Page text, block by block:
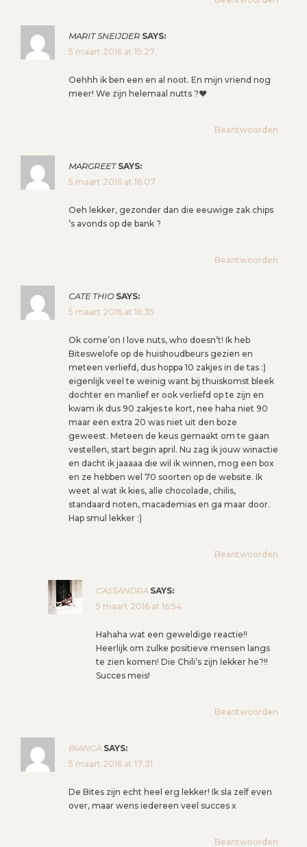
MARIT SNEIJDER SAYS:
5 maart 2016 at 15:27
Oehhh ik ben een en al noot. En mijn vriend nog
meer! We zijn helemaal nutts ?❤️
Beantwoorden
MARGREET SAYS:
5 maart 2016 at 16:07
Oeh lekker, gezonder dan die eeuwige zak chips
’s avonds op de bank ?
Beantwoorden
CATE THIO SAYS:
5 maart 2016 at 16:35
Ok come’on I love nuts, who doesn’t! Ik heb
Biteswelofe op de huishoudbeurs gezien en
meteen verliefd, dus hoppa 10 zakjes in de tas :)
eigenlijk veel te weinig want bij thuiskomst bleek
dochter en manlief er ook verliefd op te zijn en
kwam ik dus 90 zakjes te kort, nee haha niet 90
maar een extra 20 was niet uit den boze
geweest. Meteen de keus gemaakt om te gaan
vestellen, start begin april. Nu zag ik jouw winactie
en dacht ik jaaaaa die wil ik winnen, mog een box
en ze hebben wel 70 soorten op de website. Ik
weet al wat ik kies, alle chocolade, chilis,
standaard noten, macademias en ga maar door.
Hap smul lekker :)
Beantwoorden
CASSANDRA SAYS:
5 maart 2016 at 16:54
Hahaha wat een geweldige reactie!!
Heerlijk om zulke positieve mensen langs
te zien komen! Die Chili’s zijn lekker he?!!
Succes meis!
Beantwoorden
BIANCA SAYS:
5 maart 2016 at 17:31
De Bites zijn echt heel erg lekker! Ik sla zelf even
over, maar wens iedereen veel succes x
Beantwoorden